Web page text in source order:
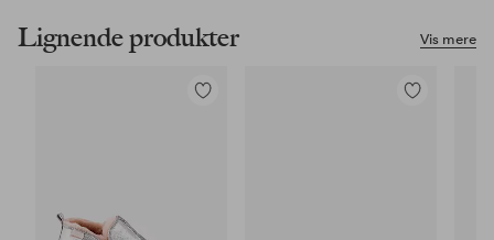
Vis mere
Lignende produkter
Tilføj
Tilføj